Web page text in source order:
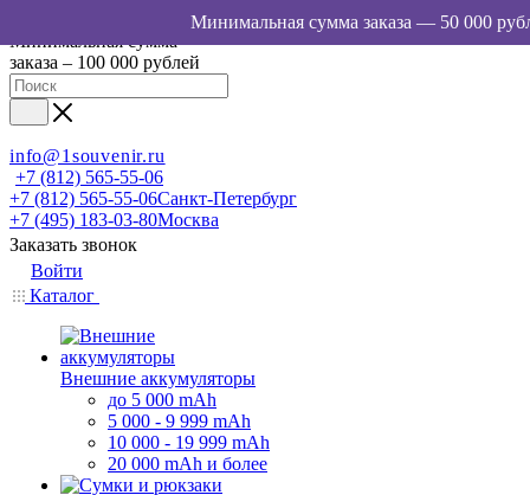
Минимальная сумма
заказа – 100 000 рублей
info@1souvenir.ru
+7 (812) 565-55-06
+7 (812) 565-55-06Санкт-Петербург
+7 (495) 183-03-80Москва
Заказать звонок
Войти
Каталог
Внешние аккумуляторы
до 5 000 mAh
5 000 - 9 999 mAh
10 000 - 19 999 mAh
20 000 mAh и более